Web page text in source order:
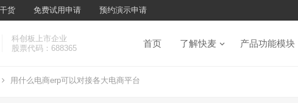
货 免费试用申请 预约演示申请
科创板上市企业
股票代码：688365
首页 了解快麦 产品功能模块
用什么电商erp可以对接各大电商平台